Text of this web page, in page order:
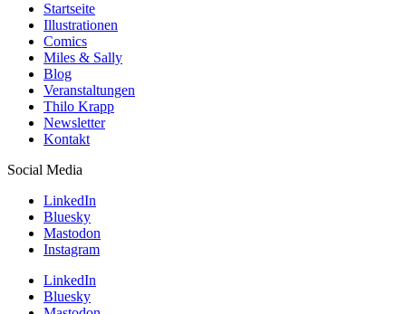
Startseite
Illustrationen
Comics
Miles & Sally
Blog
Veranstaltungen
Thilo Krapp
Newsletter
Kontakt
Social Media
LinkedIn
Bluesky
Mastodon
Instagram
LinkedIn
Bluesky